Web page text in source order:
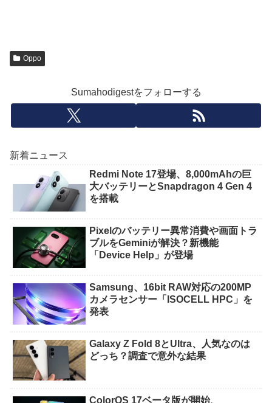
Oppo
Sumahodigestをフォローする
新着ニュース
Redmi Note 17登場、8,000mAhの巨
大バッテリーとSnapdragon 4 Gen 4
を搭載
Pixelのバッテリー異常消費や画面トラ
ブルをGeminiが解決？新機能
「Device Help」が登場
Samsung、16bit RAW対応の200MP
カメラセンサー「ISOCELL HPC」を
発表
Galaxy Z Fold 8とUltra、人気なのは
どっち？調査で意外な結果
ColorOS 17ベータ版が開始、